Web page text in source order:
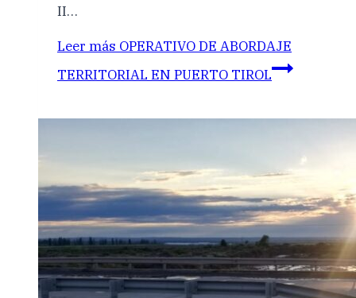
II…
Leer más OPERATIVO DE ABORDAJE
TERRITORIAL EN PUERTO TIROL